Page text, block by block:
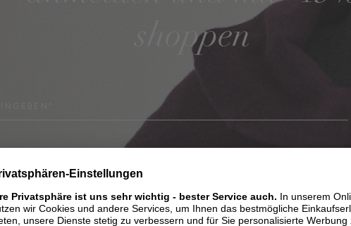
shoppen